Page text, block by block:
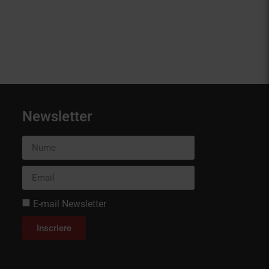
Newsletter
E-mail Newsletter
Inscriere